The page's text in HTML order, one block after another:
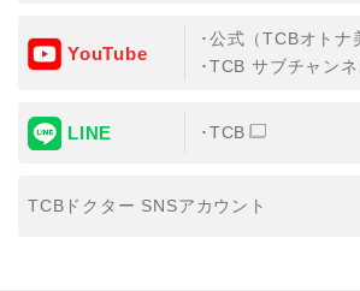
YouTube
公式（TCBオトナ
TCB サブチャン
LINE TCB
TCBドクター SNSアカウント